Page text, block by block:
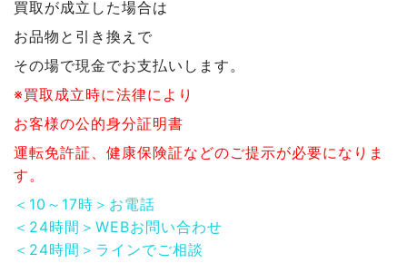
買取が成立した場合は
お品物と引き換えで
その場で現金でお支払いします。
※買取成立時に法律により
お客様の公的身分証明書
運転免許証、健康保険証などのご提示が必要になりま
す。
＜10～17時＞お電話
＜24時間＞WEBお問い合わせ
＜24時間＞ラインでご相談